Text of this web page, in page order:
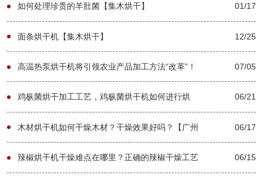
如何处理珍贵的羊肚菌【集木烘干】 01/17
面条烘干机【集木烘干】 12/25
高温热泵烘干机将引领农业产品加工方法“改革”！
【广州集木】
07/05
鸡枞菌烘干加工工艺，鸡枞菌烘干机如何进行烘
干-[集木烘干]
06/21
木材烘干机如何干燥木材？干燥效果好吗？【广州
集木】
06/17
辣椒烘干机干燥难点在哪里？正确的辣椒干燥工艺 06/15